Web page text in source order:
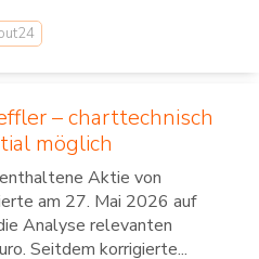
– charttechnisch
möglich
Aktie von
am 27. Mai 2026 auf
Analyse relevanten
Seitdem korrigierte...